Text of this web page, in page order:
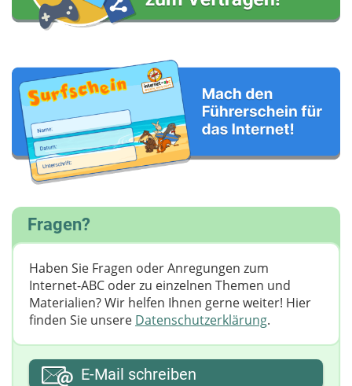
Fragen?
Haben Sie Fragen oder Anregungen zum
Internet-ABC oder zu einzelnen Themen und
Materialien? Wir helfen Ihnen gerne weiter! ​Hier
finden Sie unsere Datenschutzerklärung.
Ihre E-Mail-Adresse
E-Mail schreiben